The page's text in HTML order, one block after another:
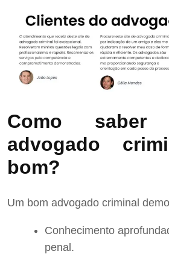
Como
advogado
bom?
Um bom advogado criminal
Conhecimento
penal.